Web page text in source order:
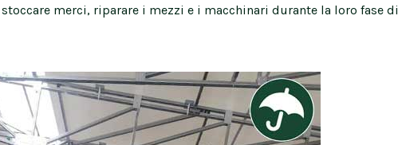
merci, riparare i mezzi e i macchinari durante la loro fase di